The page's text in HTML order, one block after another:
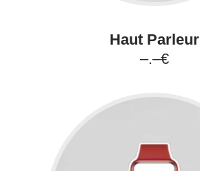
Haut Parleur
–.–€